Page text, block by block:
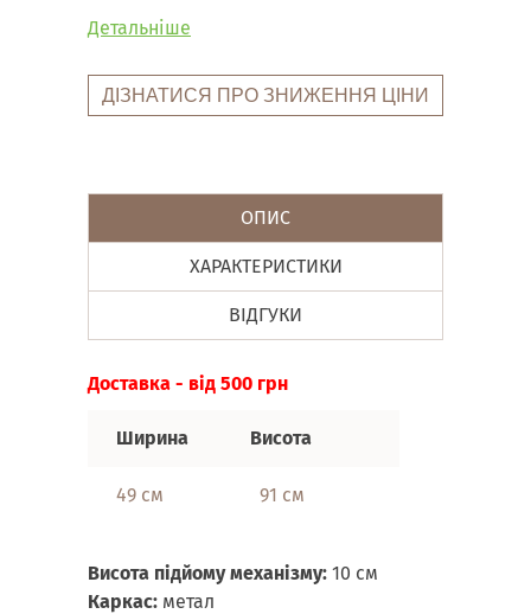
Детальніше
ДІЗНАТИСЯ ПРО ЗНИЖЕННЯ ЦІНИ
ОПИС
ХАРАКТЕРИСТИКИ
ВІДГУКИ
Доставка - від 500 грн
Ширина Висота
49 см 91 см
Висота підйому механізму: 10 см
Каркас: метал